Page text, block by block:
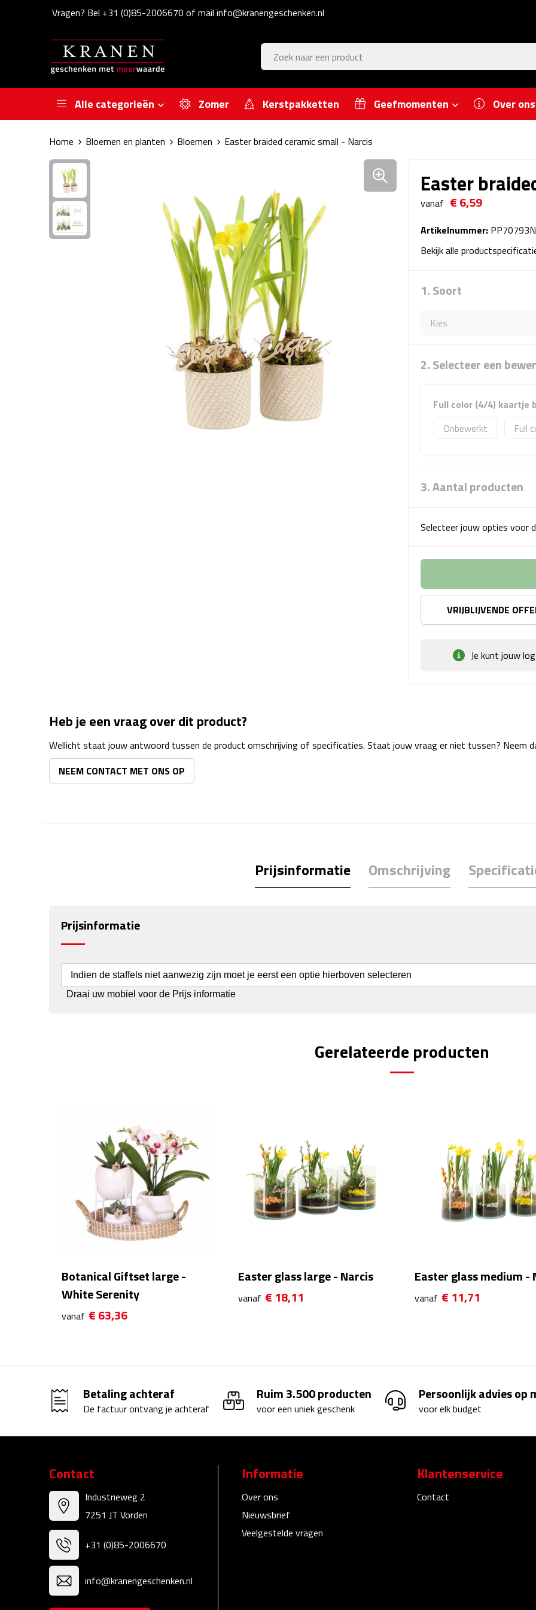
Vragen? Bel +31 (0)85-2006670 of mail info@kranengeschenken.nl
Alle categorieën Zomer Kerstpakketten Geefmomenten Over ons
Home Bloemen en planten Bloemen Easter braided ceramic small - Narcis
Easter
vanaf € 6,59
Artikelnummer:
Bekijk alle
1. Soort
2. Selecteer een
Full color (4/4) kaartje
Onbewerkt
Full
3. Aantal producten
Selecteer jouw opties voor
VRIJBLIJVENDE
Je kunt jouw
Heb je een vraag over dit product?
Wellicht staat jouw antwoord tussen de product omschrijving of specificaties. Staat jouw vraag er niet tussen? Neem
NEEM CONTACT MET ONS OP
Prijsinformatie Omschrijving
Prijsinformatie
Indien de staffels niet aanwezig zijn moet je eerst een optie hierboven selecteren
Draai uw mobiel voor de Prijs informatie
Gerelateerde producten
Botanical Giftset large -
White Serenity
vanaf € 63,36
Easter glass large - Narcis
vanaf € 18,11
Easter glass medium -
vanaf € 11,71
Betaling achteraf
De factuur ontvang je achteraf
Ruim 3.500 producten
voor een uniek geschenk
Persoonlijk advies op
voor elk budget
Contact
Industrieweg 2
7251 JT Vorden
+31 (0)85-2006670
info@kranengeschenken.nl
Informatie
Over ons
Nieuwsbrief
Veelgestelde vragen
Klantenservice
Contact